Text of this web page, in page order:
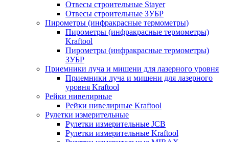
Отвесы строительные Stayer
Отвесы строительные ЗУБР
Пирометры (инфракрасные термометры)
Пирометры (инфракрасные термометры)
Kraftool
Пирометры (инфракрасные термометры)
ЗУБР
Приемники луча и мишени для лазерного уровня
Приемники луча и мишени для лазерного
уровня Kraftool
Рейки нивелирные
Рейки нивелирные Kraftool
Рулетки измерительные
Рулетки измерительные JCB
Рулетки измерительные Kraftool